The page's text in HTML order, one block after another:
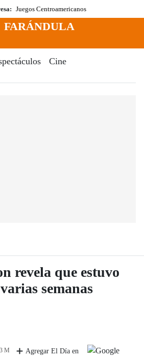
Juegos Centroamericanos
FARÁNDULA
Cine
revela que estuvo
semanas
M Agregar El Día en